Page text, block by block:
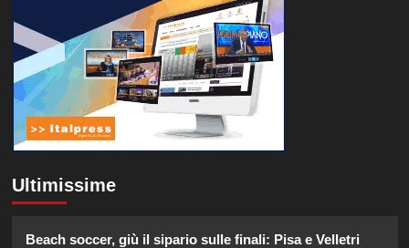
Ultimissime
Beach soccer, giù il sipario sulle finali: Pisa e Velletri